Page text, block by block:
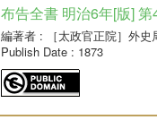
布告全書 明治6年[版] 第
編著者 : ［太政官正院］外史
Publish Date : 1873